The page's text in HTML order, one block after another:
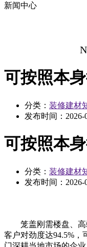
新闻中心
可按照本
分类： 装修建材
发布时间： 2026-
可按照本
分类： 装修建材
发布时间： 2026-
笼盖刚需楼盘、高
客户对劲度达94.5%，